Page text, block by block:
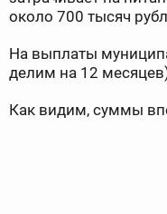
около 700 тысяч
На выплаты
делим на 12
Как видим, суммы